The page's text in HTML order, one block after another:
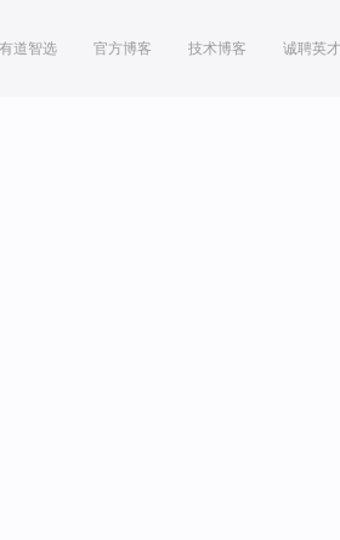
有道智选 官方博客 技术博客 诚聘英才